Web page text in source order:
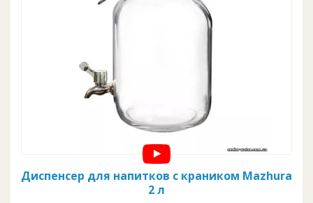
Диспенсер для напитков с краником Mazhura
2 л